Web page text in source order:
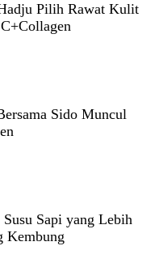
Pilih Rawat Kulit
Sido Muncul
Sapi yang Lebih
Kembung